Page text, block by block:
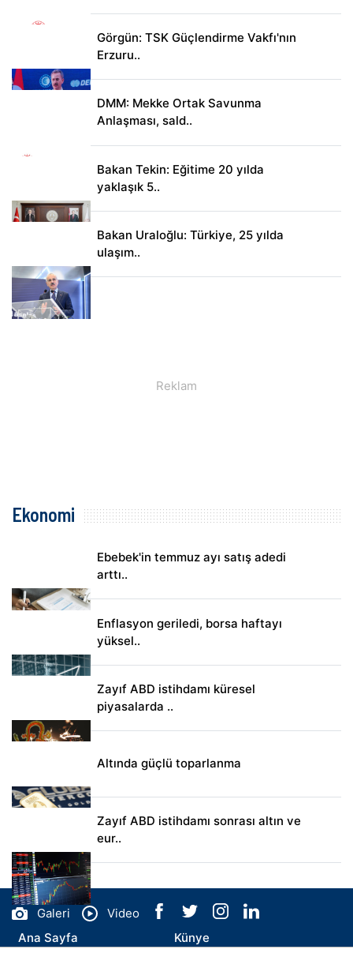
Görgün: TSK Güçlendirme Vakfı'nın
Erzuru..
DMM: Mekke Ortak Savunma
Anlaşması, sald..
Bakan Tekin: Eğitime 20 yılda
yaklaşık 5..
Bakan Uraloğlu: Türkiye, 25 yılda
ulaşım..
Ekonomi
Ebebek'in temmuz ayı satış adedi
arttı..
Enflasyon geriledi, borsa haftayı
yüksel..
Zayıf ABD istihdamı küresel
piyasalarda ..
Altında güçlü toparlanma
Zayıf ABD istihdamı sonrası altın ve
eur..
Galeri
Video
Ana Sayfa
Künye